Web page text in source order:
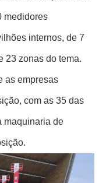
medidores
internos, de 7
23 zonas do tema.
as empresas
com as 35 das
maquinaria de